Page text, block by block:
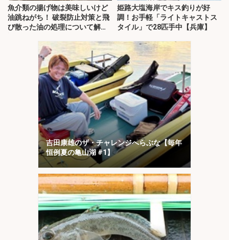
魚介類の揚げ物は美味しいけど
油跳ねがち！ 破裂防止対策と飛
び散った油の処理について解
姫路大塩海岸でキス釣りが好
調！お手軽「ライトキャストス
タイル」で28匹手中【兵庫】
吉田康雄のザ・チャレンジへらぶな【毎年
恒例夏の亀山湖 #1】